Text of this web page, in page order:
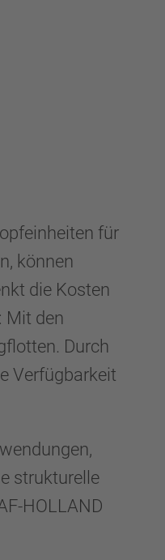
für
können
die Kosten
Mit den
Durch
Verfügbarkeit
strukturelle
HOLLAND